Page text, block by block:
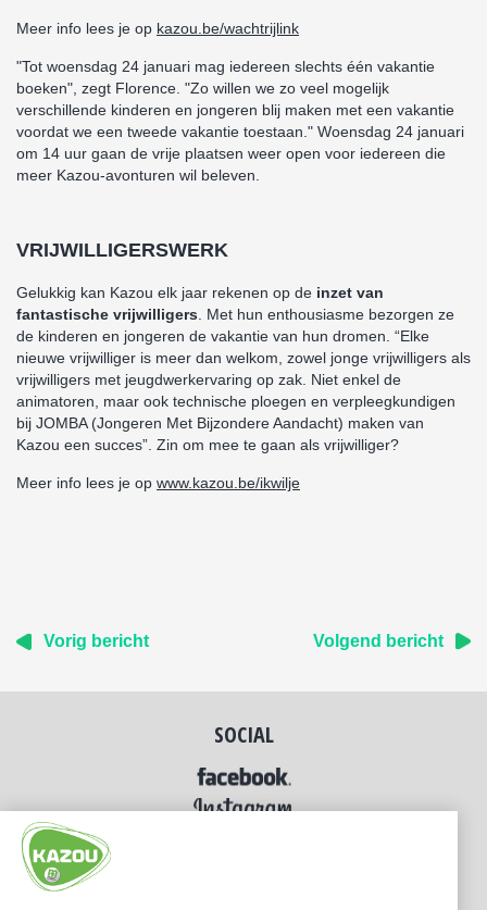
Meer info lees je op kazou.be/wachtrijlink
"Tot woensdag 24 januari mag iedereen slechts één vakantie
boeken", zegt Florence. "Zo willen we zo veel mogelijk
verschillende kinderen en jongeren blij maken met een vakantie
voordat we een tweede vakantie toestaan." Woensdag 24 januari
om 14 uur gaan de vrije plaatsen weer open voor iedereen die
meer Kazou-avonturen wil beleven.
VRIJWILLIGERSWERK
Gelukkig kan Kazou elk jaar rekenen op de inzet van
fantastische vrijwilligers . Met hun enthousiasme bezorgen ze
de kinderen en jongeren de vakantie van hun dromen. “Elke
nieuwe vrijwilliger is meer dan welkom, zowel jonge vrijwilligers als
vrijwilligers met jeugdwerkervaring op zak. Niet enkel de
animatoren, maar ook technische ploegen en verpleegkundigen
bij JOMBA (Jongeren Met Bijzondere Aandacht) maken van
Kazou een succes”. Zin om mee te gaan als vrijwilliger?
Meer info lees je op www.kazou.be/ikwilje
Vorig bericht Volgend bericht
SOCIAL